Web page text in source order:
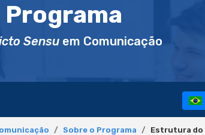
Sensu em Comunicação
Sobre o Programa Estrutura do